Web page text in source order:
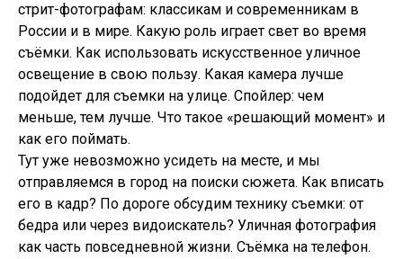
стрит-фотографам: классикам и современникам в
России и в мире. Какую роль играет свет во время
съёмки. Как использовать искусственное уличное
освещение в свою пользу. Какая камера лучше
подойдет для съемки на улице. Спойлер: чем
меньше, тем лучше. Что такое «решающий момент» и
как его поймать.
Тут уже невозможно усидеть на месте, и мы
отправляемся в город на поиски сюжета. Как вписать
его в кадр? По дороге обсудим технику съемки: от
бедра или через видоискатель? Уличная фотография
как часть повседневной жизни. Съёмка на телефон.